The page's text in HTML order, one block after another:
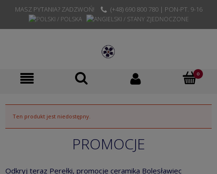
MASZ PYTANIA? ZADZWOŃ! (+48) 690 800 780 | PON-PT. 9-16
Ten produkt jest niedostępny.
PROMOCJE
Odkryj teraz Perełki, promocje ceramika Bolesławiec